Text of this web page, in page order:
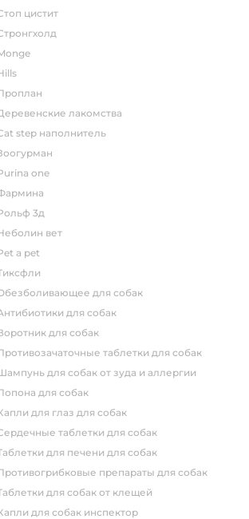
стоп цистит
стронгхолд
monge
hills
проплан
деревенские лакомства
cat step наполнитель
зоогурман
purina one
фармина
рольф 3д
неболин вет
pet a pet
тиксфли
обезболивающее для собак
антибиотики для собак
воротник для собак
противозачаточные таблетки для собак
шампунь для собак от зуда и аллергии
попона для собак
капли для глаз для собак
сердечные таблетки для собак
таблетки для печени для собак
противогрибковые препараты для собак
таблетки для собак от клещей
капли для собак инспектор